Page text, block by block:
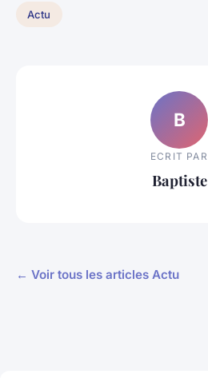
Actu
B
ECRIT PAR
Baptiste
← Voir tous les articles Actu